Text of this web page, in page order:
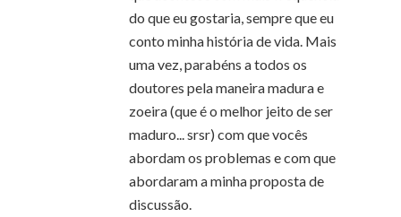
do que eu gostaria, sempre que eu
conto minha história de vida. Mais
uma vez, parabéns a todos os
doutores pela maneira madura e
zoeira (que é o melhor jeito de ser
maduro... srsr) com que vocês
abordam os problemas e com que
abordaram a minha proposta de
discussão.